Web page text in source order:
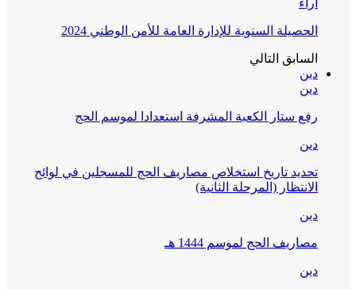
آراء
الحصيلة السنوية للإدارة العامة للأمن الوطني 2024
السابق التالي
دين
دين
رفع ستار الكعبة المشرفة استعدادا لموسم الحج
دين
تحديد تاريخ استخلاص مصاريف الحج للمسجلين في لوائح
الانتظار (المرحلة الثانية)
دين
مصاريف الحج لموسم 1444 هـ
دين